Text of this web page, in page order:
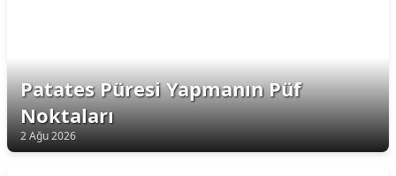
Patates Püresi Yapmanın Püf
Noktaları
2 Ağu 2026